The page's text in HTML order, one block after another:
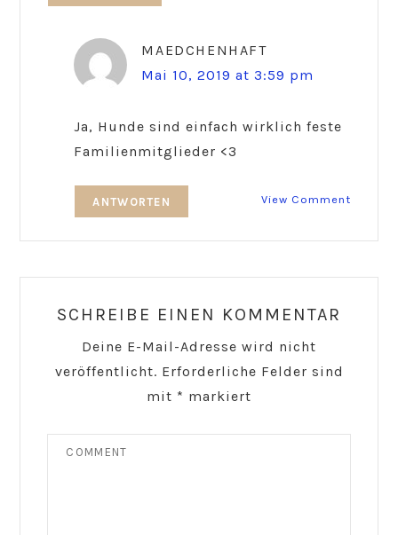
MAEDCHENHAFT
Mai 10, 2019 at 3:59 pm
Ja, Hunde sind einfach wirklich feste
Familienmitglieder <3
View Comment
ANTWORTEN
SCHREIBE EINEN KOMMENTAR
Deine E-Mail-Adresse wird nicht
veröffentlicht. Erforderliche Felder sind
mit * markiert